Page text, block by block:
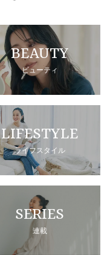
BEAUTY
ビューティ
LIFESTYLE
ライフスタイル
SERIES
連載